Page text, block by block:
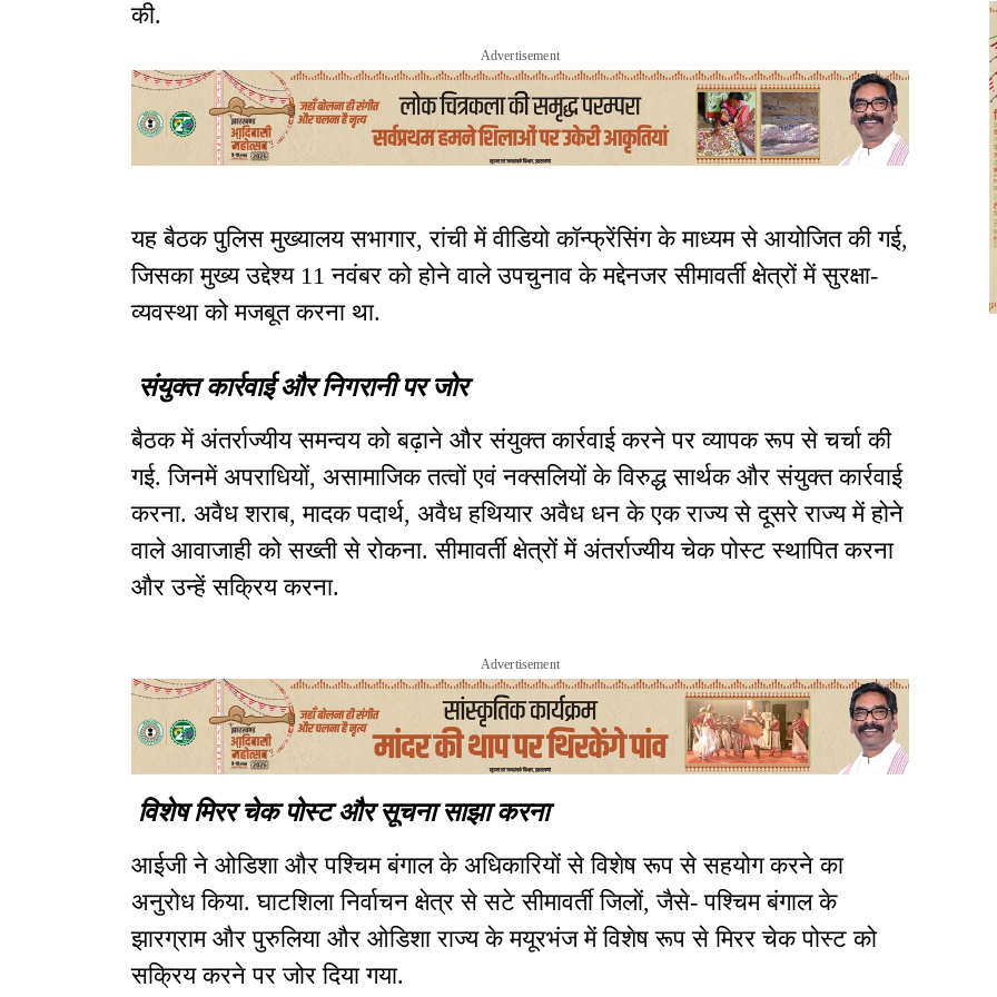
की.
Advertisement
यह बैठक पुलिस मुख्यालय सभागार, रांची में वीडियो कॉन्फ्रेंसिंग के माध्यम से आयोजित की गई,
जिसका मुख्य उद्देश्य 11 नवंबर को होने वाले उपचुनाव के मद्देनजर सीमावर्ती क्षेत्रों में सुरक्षा-
व्यवस्था को मजबूत करना था.
संयुक्त कार्रवाई और निगरानी पर जोर
बैठक में अंतर्राज्यीय समन्वय को बढ़ाने और संयुक्त कार्रवाई करने पर व्यापक रूप से चर्चा की
गई. जिनमें अपराधियों, असामाजिक तत्वों एवं नक्सलियों के विरुद्ध सार्थक और संयुक्त कार्रवाई
करना. अवैध शराब, मादक पदार्थ, अवैध हथियार अवैध धन के एक राज्य से दूसरे राज्य में होने
वाले आवाजाही को सख्ती से रोकना. सीमावर्ती क्षेत्रों में अंतर्राज्यीय चेक पोस्ट स्थापित करना
और उन्हें सक्रिय करना.
Advertisement
विशेष मिरर चेक पोस्ट और सूचना साझा करना
आईजी ने ओडिशा और पश्चिम बंगाल के अधिकारियों से विशेष रूप से सहयोग करने का
अनुरोध किया. घाटशिला निर्वाचन क्षेत्र से सटे सीमावर्ती जिलों, जैसे- पश्चिम बंगाल के
झारग्राम और पुरुलिया और ओडिशा राज्य के मयूरभंज में विशेष रूप से मिरर चेक पोस्ट को
सक्रिय करने पर जोर दिया गया.